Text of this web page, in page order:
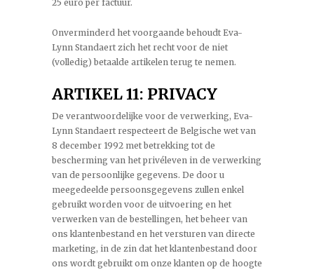
25 euro per factuur.
Onverminderd het voorgaande behoudt Eva-
Lynn Standaert zich het recht voor de niet
(volledig) betaalde artikelen terug te nemen.
ARTIKEL 11: PRIVACY
De verantwoordelijke voor de verwerking, Eva-
Lynn Standaert respecteert de Belgische wet van
8 december 1992 met betrekking tot de
bescherming van het privéleven in de verwerking
van de persoonlijke gegevens. De door u
meegedeelde persoonsgegevens zullen enkel
gebruikt worden voor de uitvoering en het
verwerken van de bestellingen, het beheer van
ons klantenbestand en het versturen van directe
marketing, in de zin dat het klantenbestand door
ons wordt gebruikt om onze klanten op de hoogte